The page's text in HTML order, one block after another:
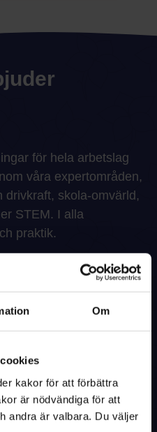
Om
kakor för att förbättra
är nödvändiga för att
andra är valbara. Du väljer
för hela arbetslag
våra expertområden,
drivkraft, skola-omvärld,
STEM. I alla
praktik.
Det
vässar elevernas
deras kommunikativa
upplägg där eleverna är